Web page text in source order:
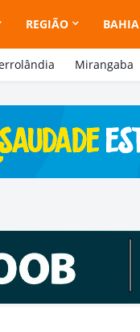
REGIÃO BAHIA
Mirangaba